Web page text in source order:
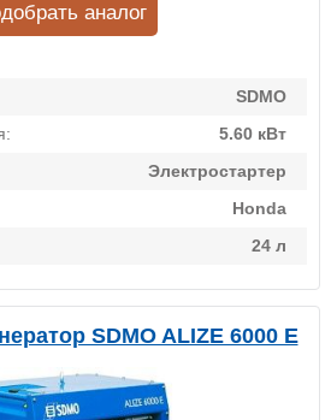
SDMO
5.60 кВт
Электростартер
Honda
24 л
аналог
SDMO ALIZE 6000 E